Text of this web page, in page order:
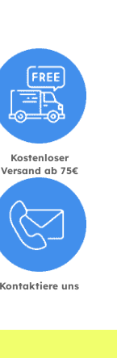
Kostenloser
Versand ab 75€
Kontaktiere uns